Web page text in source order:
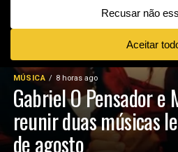
MÚSICA 8 horas ago
Gabriel O Pensador e
reunir duas músicas
de agosto